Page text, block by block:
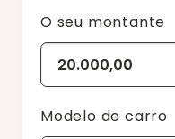
O seu montante
Modelo de carro